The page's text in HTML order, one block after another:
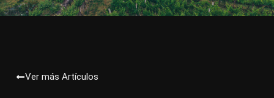
Ver más Artículos